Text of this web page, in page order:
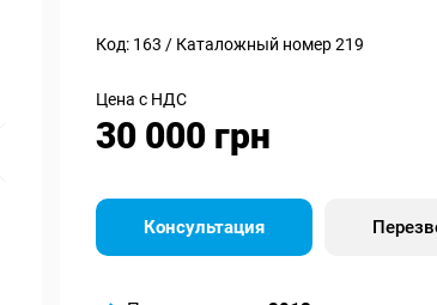
Код: 163 / Каталожный номер 219
Цена с НДС
30 000 грн
Консультация